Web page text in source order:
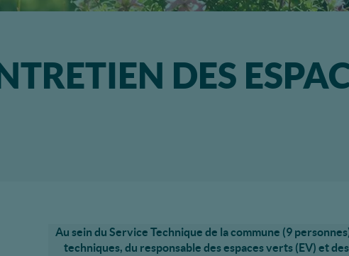
DES
Au sein du Service Technique de la commune (9
techniques, du responsable des espaces verts (EV) et